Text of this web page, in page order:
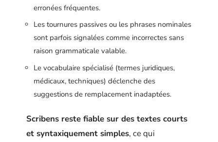
erronées fréquentes.
Les tournures passives ou les phrases nominales
sont parfois signalées comme incorrectes sans
raison grammaticale valable.
Le vocabulaire spécialisé (termes juridiques,
médicaux, techniques) déclenche des
suggestions de remplacement inadaptées.
Scribens reste fiable sur des textes courts
et syntaxiquement simples, ce qui